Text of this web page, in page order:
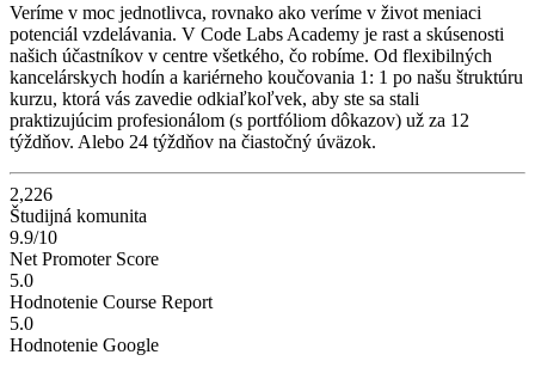
Veríme v moc jednotlivca, rovnako ako veríme v život meniaci
potenciál vzdelávania. V Code Labs Academy je rast a skúsenosti
našich účastníkov v centre všetkého, čo robíme. Od flexibilných
kancelárskych hodín a kariérneho koučovania 1: 1 po našu štruktúru
kurzu, ktorá vás zavedie odkiaľkoľvek, aby ste sa stali
praktizujúcim profesionálom (s portfóliom dôkazov) už za 12
týždňov. Alebo 24 týždňov na čiastočný úväzok.
2,226
Študijná komunita
9.9/10
Net Promoter Score
5.0
Hodnotenie Course Report
5.0
Hodnotenie Google